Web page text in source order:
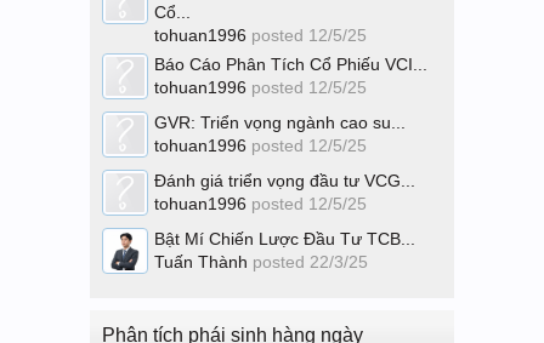
Cổ...
tohuan1996 posted 12/5/25
Báo Cáo Phân Tích Cổ Phiếu VCI...
tohuan1996 posted 12/5/25
GVR: Triển vọng ngành cao su...
tohuan1996 posted 12/5/25
Đánh giá triển vọng đầu tư VCG...
tohuan1996 posted 12/5/25
Bật Mí Chiến Lược Đầu Tư TCB...
Tuấn Thành posted 22/3/25
Phân tích phái sinh hàng ngày